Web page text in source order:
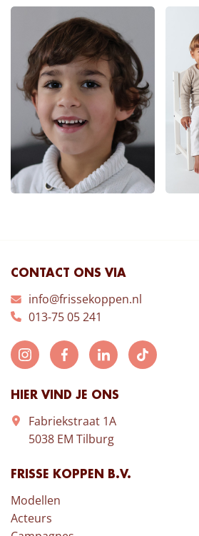
CONTACT ONS VIA
info@frissekoppen.nl
013-75 05 241
HIER VIND JE ONS
Fabriekstraat 1A
5038 EM Tilburg
FRISSE KOPPEN B.V.
Modellen
Acteurs